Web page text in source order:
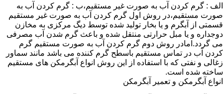
الف : گرم کردن آب به صورت غیر مستقیم،ب : گرم کردن آب به
صورت مستقیم،در روش اول گرم کردن آب به صورت غیر مستقیم
قسمتی از آبگرم و یا بخار تولید شده توسط دیگ مرکزی به مخازن
دوجداره و یا مبل حرارتی منتقل شده و باعث گرم شدن آب مصرفی
می گردد.امادر روش دوم گرم کردن آب به صورت مستقیم گرم
کردن آب در تماس مستقیم باسطح گرم کننده می باشد مانند سماور
زغالی و نفتی که با استفاده از این روش انواع آبگرمکن های مستقیم
ساخته شده است.
انواع آبگرمکن و تعمیر آبگرمکن